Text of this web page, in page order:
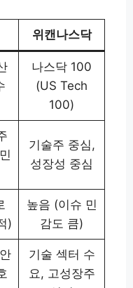
위캔나스닥
나스닥 100
(US Tech
100)
기술주 중심,
성장성 중심
)
높음 (이슈 민
감도 큼)
기술 섹터 수
요, 고성장주